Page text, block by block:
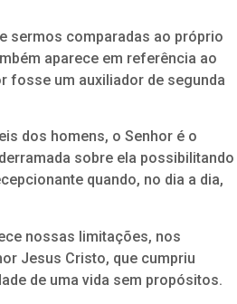
sermos comparadas ao próprio
aparece em referência ao
fosse um auxiliador de segunda
dos homens, o Senhor é o
sobre ela possibilitando
quando, no dia a dia,
nossas limitações, nos
Jesus Cristo, que cumpriu
de uma vida sem propósitos.